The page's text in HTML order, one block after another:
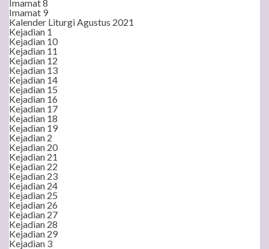
Imamat 8
Imamat 9
Kalender Liturgi Agustus 2021
Kejadian 1
Kejadian 10
Kejadian 11
Kejadian 12
Kejadian 13
Kejadian 14
Kejadian 15
Kejadian 16
Kejadian 17
Kejadian 18
Kejadian 19
Kejadian 2
Kejadian 20
Kejadian 21
Kejadian 22
Kejadian 23
Kejadian 24
Kejadian 25
Kejadian 26
Kejadian 27
Kejadian 28
Kejadian 29
Kejadian 3